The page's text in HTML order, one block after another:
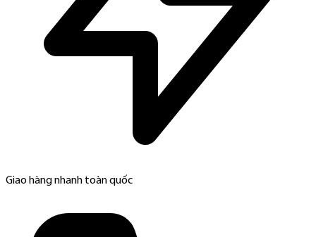
Giao hàng nhanh toàn quốc